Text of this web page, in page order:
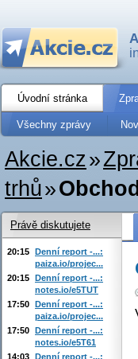
Úvodní stránka
Všechny zprávy
Akcie.cz»
trhů»
Právě diskutujete
20:15 Denní report -...:
paiza.io/projec...
20:15 Denní report -...:
notes.io/e5TUT
17:50 Denní report -...:
paiza.io/projec...
17:50 Denní report -...:
notes.io/e5T61
14:03 Denní report -...: